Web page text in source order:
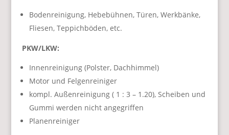
Bodenreinigung, Hebebühnen, Türen, Werkbänke,
Fliesen, Teppichböden, etc.
PKW/LKW:
Innenreinigung (Polster, Dachhimmel)
Motor und Felgenreiniger
kompl. Außenreinigung ( 1 : 3 – 1.20), Scheiben und
Gummi werden nicht angegriffen
Planenreiniger